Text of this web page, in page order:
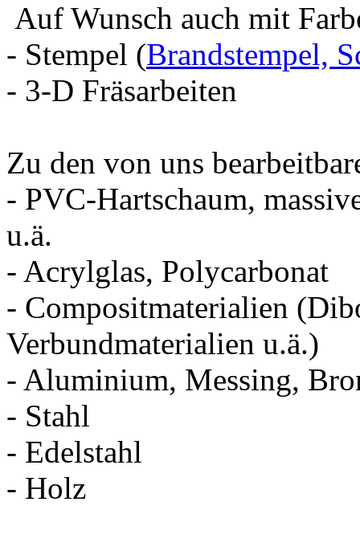
Auf Wunsch auch mit
- Stempel (Brandstempel,
- 3-D Fräsarbeiten
Zu den von uns
- PVC-Hartschaum,
u.ä.
- Acrylglas, Polycarbonat
- Compositmaterialien
Verbundmaterialien u.ä.)
- Aluminium, Messing,
- Stahl
- Edelstahl
- Holz